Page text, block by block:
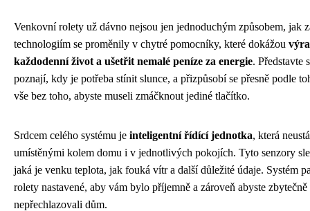
Venkovní rolety už dávno nejsou jen jednoduchým způsobem, jak
technologiím se proměnily v chytré pomocníky, které dokážou
každodenní život a ušetřit nemalé peníze za energie. Představte
poznají, kdy je potřeba stínit slunce, a přizpůsobí se přesně podle
vše bez toho, abyste museli zmáčknout jediné tlačítko.
Srdcem celého systému je inteligentní řídící jednotka, která
umístěnými kolem domu i v jednotlivých pokojích. Tyto senzory
jaká je venku teplota, jak fouká vítr a další důležité údaje. Systém
rolety nastavené, aby vám bylo příjemně a zároveň abyste
nepřechlazovali dům.